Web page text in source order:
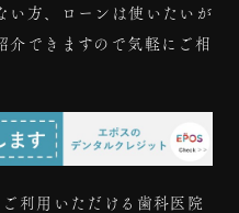
い方、ローンは使いたいが
介できますので気軽にご相
利用いただける歯科医院